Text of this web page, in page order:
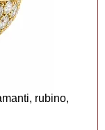
rubino,